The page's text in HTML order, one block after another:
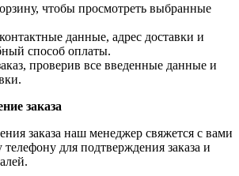
чтобы просмотреть выбранные
данные, адрес доставки и
способ оплаты.
проверив все введенные данные и
заказа
заказа наш менеджер свяжется с вами
для подтверждения заказа и